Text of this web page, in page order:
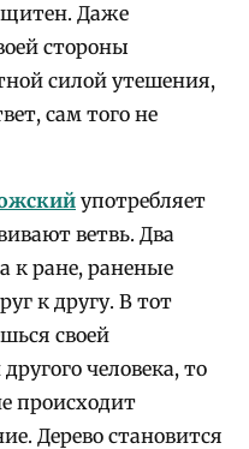
Даже
стороны
силой утешения,
сам того не
употребляет
ветвь. Два
к ране, раненые
к другу. В тот
своей
человека, то
происходит
Дерево становится